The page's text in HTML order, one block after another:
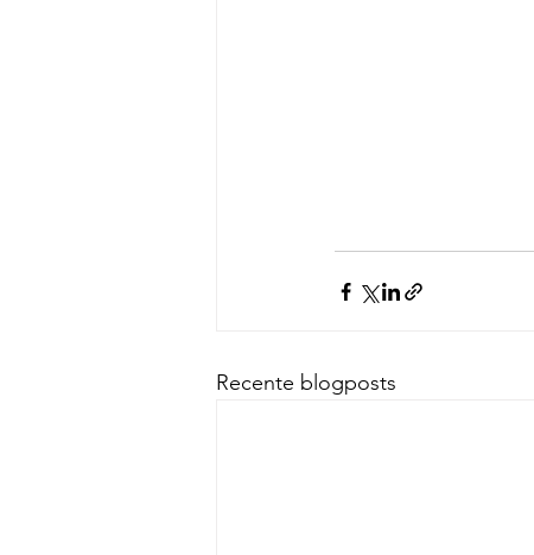
Recente blogposts